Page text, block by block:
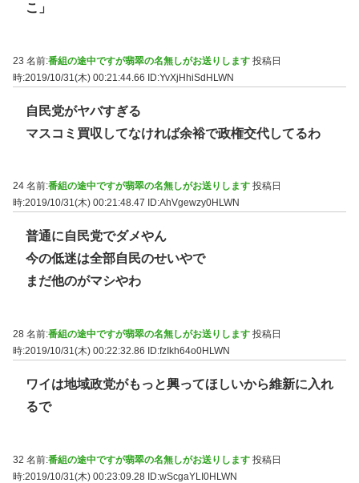
こ」
23 名前:番組の途中ですが翡翠の名無しがお送りします 投稿日
時:2019/10/31(木) 00:21:44.66 ID:YvXjHhiSdHLWN
自民党がヤバすぎる
マスコミ買収してなければ余裕で政権交代してるわ
24 名前:番組の途中ですが翡翠の名無しがお送りします 投稿日
時:2019/10/31(木) 00:21:48.47
ID:AhVgewzy0HLWN
普通に自民党でダメやん
今の低迷は全部自民のせいやで
まだ他のがマシやわ
28 名前:番組の途中ですが翡翠の名無しがお送りします 投稿日
時:2019/10/31(木) 00:22:32.86
ID:fzIkh64o0HLWN
ワイは地域政党がもっと興ってほしいから維新に入れ
るで
32 名前:番組の途中ですが翡翠の名無しがお送りします 投稿日
時:2019/10/31(木) 00:23:09.28 ID:wScgaYLI0HLWN